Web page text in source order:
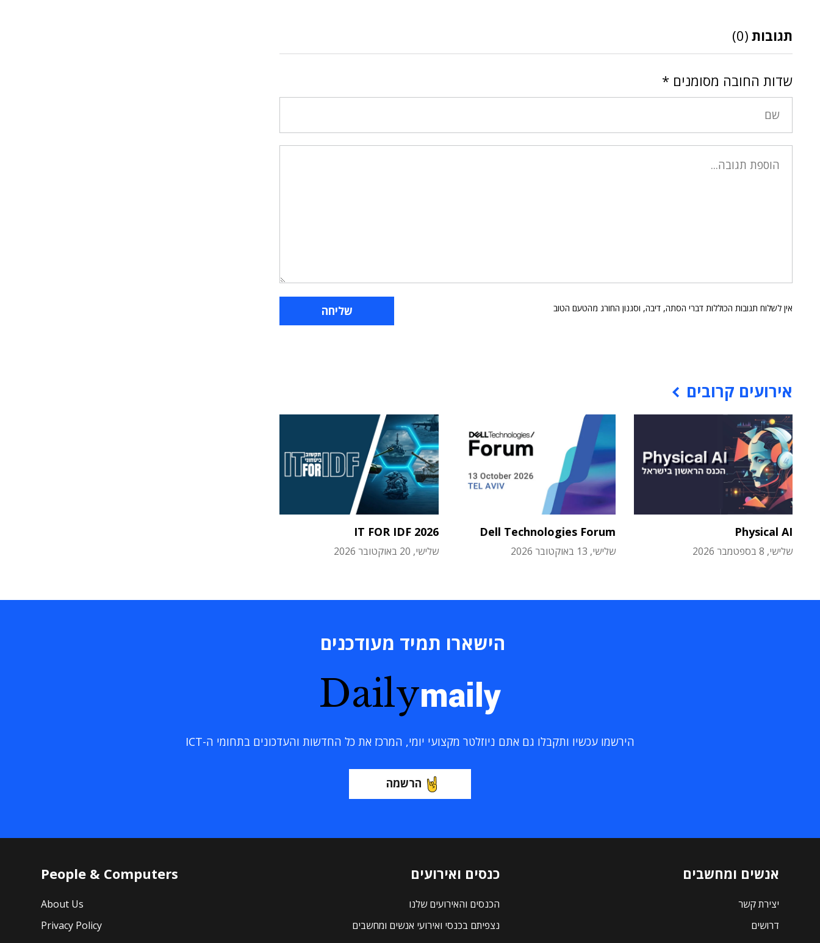
תגובות (0)
שדות החובה מסומנים *
אין לשלוח תגובות הכוללות דברי הסתה, דיבה, וסגנון החורג מהטעם הטוב
אירועים קרובים
Physical AI
שלישי, 8 בספטמבר 2026
Dell Technologies Forum
שלישי, 13 באוקטובר 2026
IT FOR IDF 2026
שלישי, 20 באוקטובר 2026
הישארו תמיד מעודכנים
Dailymaily
הירשמו עכשיו ותקבלו גם אתם ניוזלטר מקצועי יומי, המרכז את כל החדשות והעדכונים בתחומי ה-ICT
הרשמה
אנשים ומחשבים
יצירת קשר
דרושים
כנסים ואירועים
הכנסים והאירועים שלנו
נצפיתם בכנסי ואירועי אנשים ומחשבים
People & Computers
About Us
Privacy Policy